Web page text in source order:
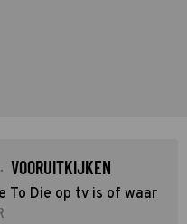
· VOORUITKIJKEN
To Die op tv is of waar